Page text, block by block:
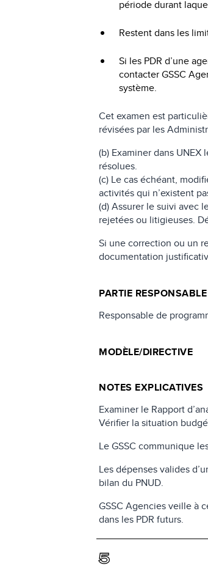
période durant
Restent dans les
Si les PDR d’une
contacter GSSC
système.
Cet examen est
révisées par les
(b) Examiner dans
résolues.
(c) Le cas échéant,
activités qui n’existent
(d) Assurer le suivi avec
rejetées ou litigieuses.
Si une correction ou un
documentation
PARTIE RESPONSABLE
Responsable de
MODÈLE/DIRECTIVE
NOTES EXPLICATIVES
Examiner le Rapport
Vérifier la situation
Le GSSC communique
Les dépenses valides
bilan du PNUD.
GSSC Agencies veille à
dans les PDR futurs.
5